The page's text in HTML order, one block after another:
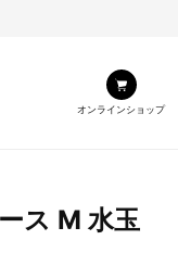
オンラインショップ
ス M 水玉